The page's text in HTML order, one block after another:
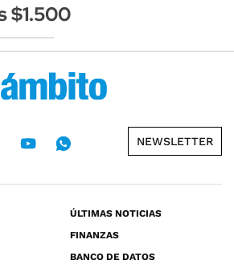
$1.500
NEWSLETTER
ÚLTIMAS NOTICIAS
FINANZAS
BANCO DE DATOS